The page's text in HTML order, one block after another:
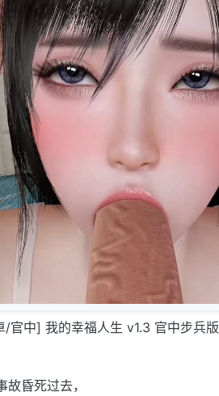
官中] 我的幸福人生 v1.3 官中步兵版
昏死过去，